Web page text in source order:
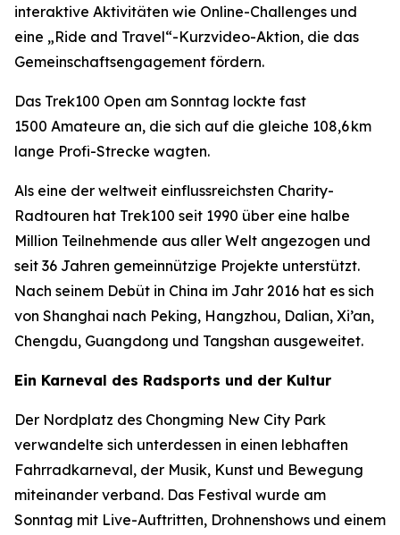
interaktive Aktivitäten wie Online-Challenges und
eine „Ride and Travel“-Kurzvideo-Aktion, die das
Gemeinschaftsengagement fördern.
Das Trek100 Open am Sonntag lockte fast
1500 Amateure an, die sich auf die gleiche 108,6 km
lange Profi-Strecke wagten.
Als eine der weltweit einflussreichsten Charity-
Radtouren hat Trek100 seit 1990 über eine halbe
Million Teilnehmende aus aller Welt angezogen und
seit 36 Jahren gemeinnützige Projekte unterstützt.
Nach seinem Debüt in China im Jahr 2016 hat es sich
von Shanghai nach Peking, Hangzhou, Dalian, Xi’an,
Chengdu, Guangdong und Tangshan ausgeweitet.
Ein Karneval des Radsports und der Kultur
Der Nordplatz des Chongming New City Park
verwandelte sich unterdessen in einen lebhaften
Fahrradkarneval, der Musik, Kunst und Bewegung
miteinander verband. Das Festival wurde am
Sonntag mit Live-Auftritten, Drohnenshows und einem